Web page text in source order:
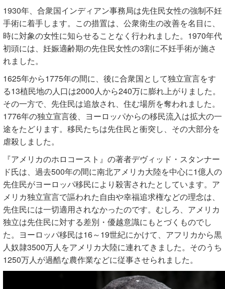
1930年、合衆国インディアン事務局は先住民女性の強制不妊
手術に着手します。この措置は、公衆衛生の改善を名目に、
時に対象の女性に知らせることなく行われました。1970年代
初頭には、妊娠適齢期の先住民女性の3割に不妊手術が施さ
れました。
1625年から1775年の間に、後に合衆国として独立宣言をす
る13植民地の人口は2000人から240万に膨れ上がりました。
その一方で、先住民は追放され、住む場所を奪われました。
1776年の独立宣言後、ヨーロッパからの移民流入は拡大の一
途をたどります。移民たちは先住民と衝突し、その大部分を
虐殺しました。
『アメリカのホロコースト』の著者デヴィッド・スタンナー
ド氏は、過去500年の間に南北アメリカ大陸を中心に1億人の
先住民がヨーロッパ移民により殺害されたとしています。ア
メリカ独立宣言で謳われた自由や幸福追求権などの理念は、
先住民には一切適用されなかったのです。むしろ、アメリカ
独立は先住民に対する差別・優越意識にもとづくものでし
た。ヨーロッパ移民は16～19世紀にかけて、アフリカから黒
人奴隷3500万人をアメリカ大陸に連れてきました。そのうち
1250万人が過酷な農作業などに従事させられました。